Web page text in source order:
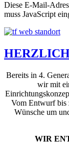
Diese E-Mail-
muss JavaScript
Bereits in 4.
wir mit
Vom Entwurf bis
Wünsche um
WIR